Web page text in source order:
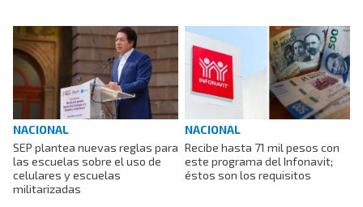
NACIONAL
SEP plantea nuevas reglas para
las escuelas sobre el uso de
celulares y escuelas
militarizadas
NACIONAL
Recibe hasta 71 mil pesos con
este programa del Infonavit;
éstos son los requisitos